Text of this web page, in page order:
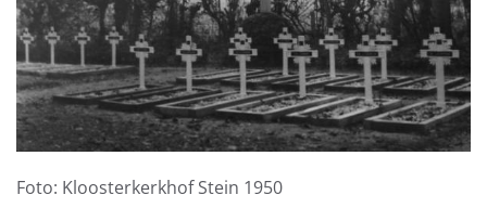
Foto: Kloosterkerkhof Stein 1950